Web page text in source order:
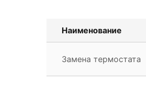
Наименование
Замена термостата